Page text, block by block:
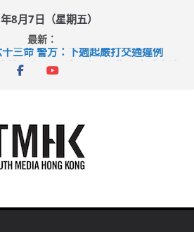
8月7日（星期五）
最新：
三命 警方：下週起嚴打交通違例
持 鄧炳強：爭取今屆任期內完成立法